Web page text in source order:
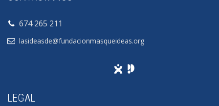
674 265 211
lasideasde@fundacionmasqueideas.org
LEGAL